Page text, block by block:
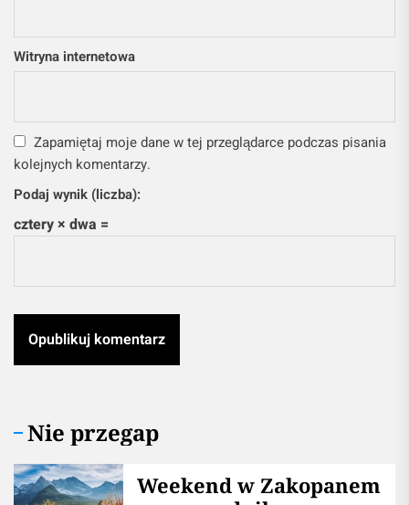
Witryna internetowa
Zapamiętaj moje dane w tej przeglądarce podczas pisania
kolejnych komentarzy.
Podaj wynik (liczba):
cztery × dwa =
Nie przegap
Weekend w Zakopanem